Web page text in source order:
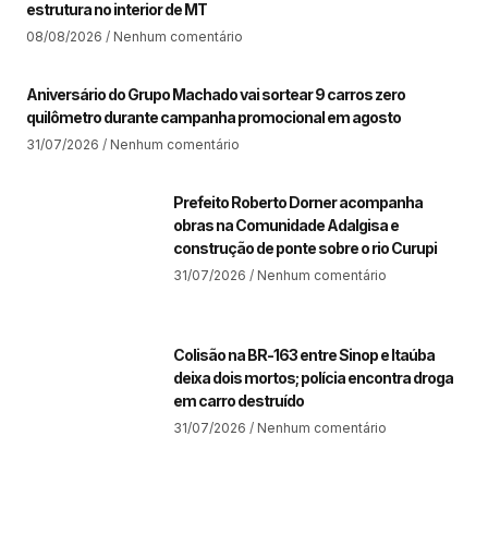
estrutura no interior de MT​
08/08/2026 Nenhum comentário
Aniversário do Grupo Machado vai sortear 9 carros zero
quilômetro durante campanha promocional em agosto
31/07/2026 Nenhum comentário
Prefeito Roberto Dorner acompanha
obras na Comunidade Adalgisa e
construção de ponte sobre o rio Curupi
31/07/2026 Nenhum comentário
Colisão na BR-163 entre Sinop e Itaúba
deixa dois mortos; polícia encontra droga
em carro destruído
31/07/2026 Nenhum comentário